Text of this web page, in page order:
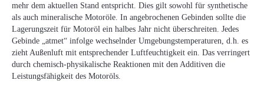
mehr dem aktuellen Stand entspricht. Dies gilt sowohl für synthetische
als auch mineralische Motoröle. In angebrochenen Gebinden sollte die
Lagerungszeit für Motoröl ein halbes Jahr nicht überschreiten. Jedes
Gebinde „atmet“ infolge wechselnder Umgebungstemperaturen, d.h. es
zieht Außenluft mit entsprechender Luftfeuchtigkeit ein. Das verringert
durch chemisch-physikalische Reaktionen mit den Additiven die
Leistungsfähigkeit des Motoröls.